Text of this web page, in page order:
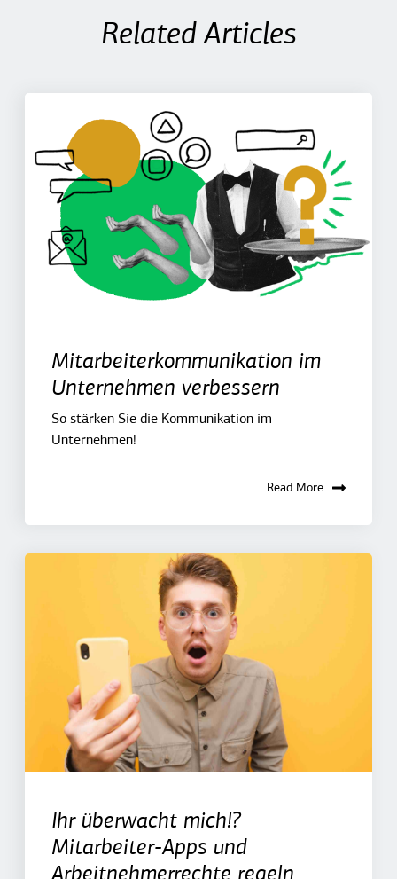
Related Articles
Mitarbeiterkommunikation im
Unternehmen verbessern
So stärken Sie die Kommunikation im
Unternehmen!
Read More
Ihr überwacht mich!?
Mitarbeiter-Apps und